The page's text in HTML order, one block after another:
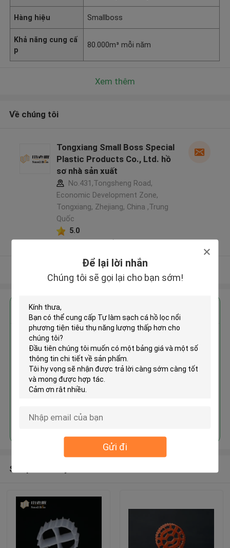
Để lại lời nhắn
Chúng tôi sẽ gọi lại cho bạn sớm!
Gửi đi
Hàng hiệu Smallboss
Khả năng cung cấ
p
80.000m³ mỗi năm
Xem thêm
Về chúng tôi
Tongxiang Small Boss Special
Plastic Products Co., Ltd. hồ
sơ nhà sản xuất
No.431,Tongsheng Road,
Economic Development Zone,
Tongxiang, Zhejiang, China ,Trung
Quốc
5.0
Xem thêm
phương tiện tiêu thụ năng lượng
thấp hơn
Tiếp tục
Sản phẩm khuyến cáo